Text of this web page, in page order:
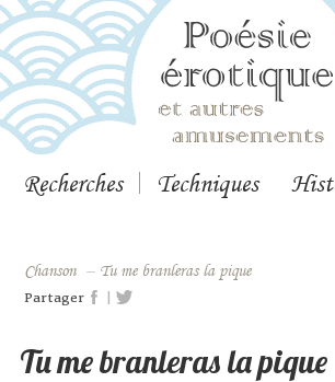
Recherches Techniques
Chanson – Tu me branleras la pique
Partager |
Tu me branleras la pique